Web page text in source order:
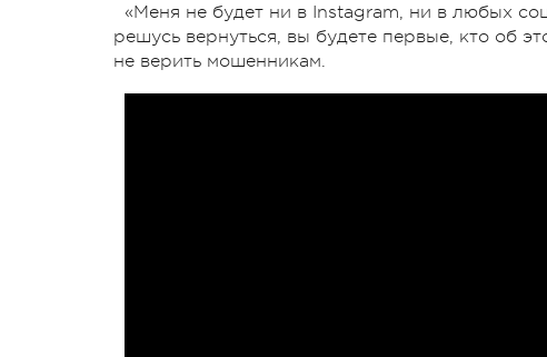
«Меня не будет ни в Instagram, ни в любых
решусь вернуться, вы будете первые, кто об
не верить мошенникам.